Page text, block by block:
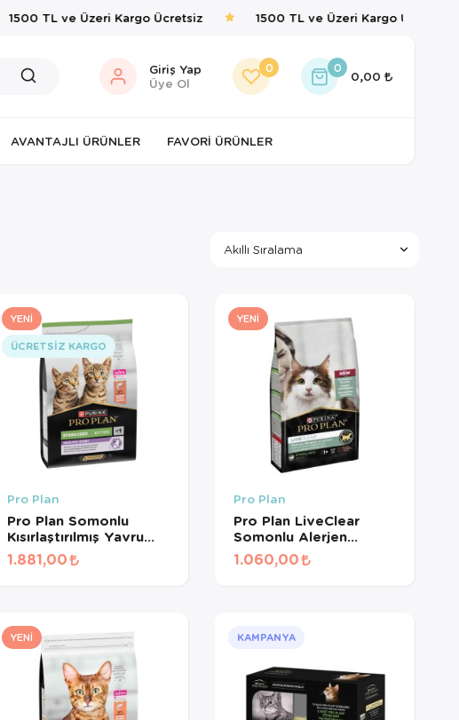
1500 TL ve Üzeri Kargo Ücretsiz 1500 TL ve Üzeri Kargo Ücretsiz
Giriş Yap
Üye Ol
0 0
0,00
AVANTAJLI ÜRÜNLER FAVORI ÜRÜNLER
YENI
ÜCRETSIZ KARGO
Pro Plan
Pro Plan Somonlu
Kısırlaştırılmış Yavru
Kedi Maması 3 Kg
1.881,00
YENI
Pro Plan
Pro Plan LiveClear
Somonlu Alerjen
Azaltan Kısırlaştırılmış
Kedi Maması 1,4 kg
1.060,00
YENI KAMPANYA